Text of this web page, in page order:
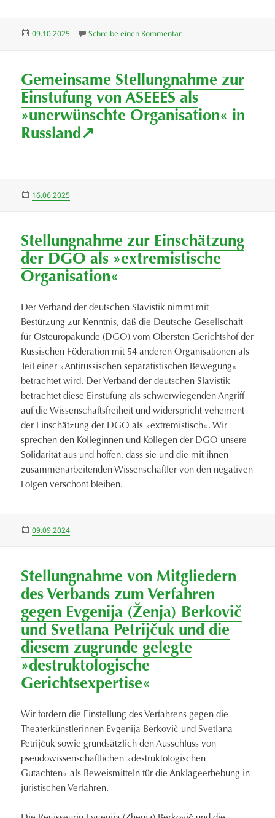
Veröffentlicht
09.10.2025 Schreibe einen Kommentarzu 30. September – 3.
Gemeinsame Stellungnahme zur
Einstufung von ASEEES als
»unerwünschte Organisation« in
Russland↗
Veröffentlicht
16.06.2025
Stellungnahme zur Einschätzung
der DGO als »extremistische
Organisation«
Der Verband der deutschen Slavistik nimmt mit
Bestürzung zur Kenntnis, daß die Deutsche Gesellschaft
für Osteuropakunde (DGO) vom Obersten Gerichtshof der
Russischen Föderation mit 54 anderen Organisationen als
Teil einer »Antirussischen separatistischen Bewegung«
betrachtet wird. Der Verband der deutschen Slavistik
betrachtet diese Einstufung als schwerwiegenden Angriff
auf die Wissenschaftsfreiheit und widerspricht vehement
der Einschätzung der DGO als »extremistisch«. Wir
sprechen den Kolleginnen und Kollegen der DGO unsere
Solidarität aus und hoffen, dass sie und die mit ihnen
zusammenarbeitenden Wissenschaftler von den negativen
Folgen verschont bleiben.
Veröffentlicht
09.09.2024
Stellungnahme von Mitgliedern
des Verbands zum Verfahren
gegen Evgenija (Ženja) Berkovič
und Svetlana Petrijčuk und die
diesem zugrunde gelegte
»destruktologische
Gerichtsexpertise«
Wir fordern die Einstellung des Verfahrens gegen die
Theaterkünstlerinnen Evgenija Berkovič und Svetlana
Petrijčuk sowie grundsätzlich den Ausschluss von
pseudowissenschaftlichen »destruktologischen
Gutachten« als Beweismitteln für die Anklageerhebung in
juristischen Verfahren.